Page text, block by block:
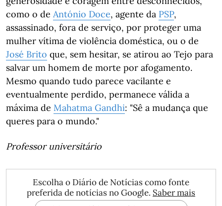
como o de António Doce, agente da PSP,
assassinado, fora de serviço, por proteger uma
mulher vítima de violência doméstica, ou o de
José Brito que, sem hesitar, se atirou ao Tejo para
salvar um homem de morte por afogamento.
Mesmo quando tudo parece vacilante e
eventualmente perdido, permanece válida a
máxima de Mahatma Gandhi: "Sê a mudança que
queres para o mundo."
Professor universitário
Escolha o Diário de Notícias como fonte
preferida de notícias no Google. Saber mais